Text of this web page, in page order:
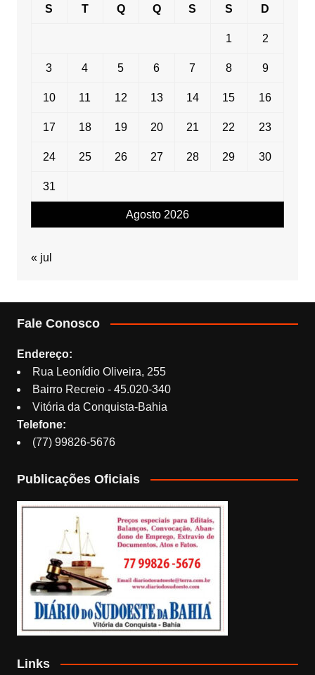
Agosto 2026
S T Q Q S S D
1 2
3 4 5 6 7 8 9
10 11 12 13 14 15 16
17 18 19 20 21 22 23
24 25 26 27 28 29 30
31
« jul
Fale Conosco
Endereço:
Rua Leonídio Oliveira, 255
Bairro Recreio - 45.020-340
Vitória da Conquista-Bahia
Telefone:
(77) 99826-5676
Publicações Oficiais
Links